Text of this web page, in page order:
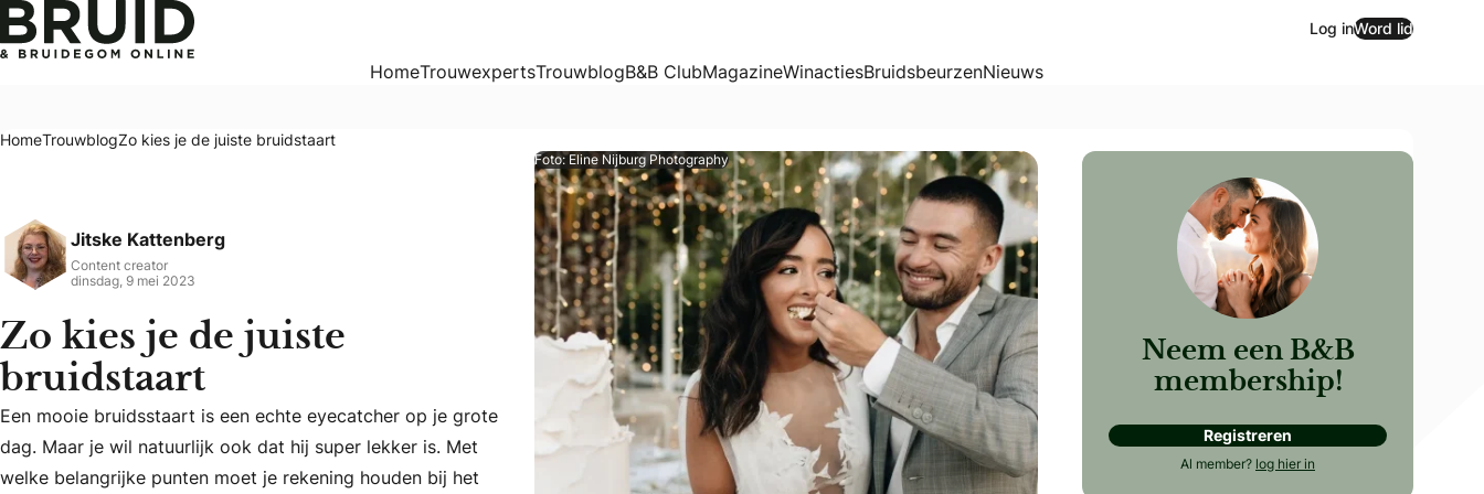
Log inWord lid
HomeTrouwexpertsTrouwblogB&B ClubMagazineWinactiesBruidsbeurzenNieuws
HomeTrouwblogZo kies je de juiste bruidstaart
Jitske Kattenberg
Content creator
dinsdag, 9 mei 2023
Zo kies je de juiste
bruidstaart
Een mooie bruidsstaart is een echte eyecatcher op je grote dag. Maar je wil natuurlijk ook dat hij super lekker is. Met welke belangrijke punten moet je rekening houden bij
Een mooie bruidsstaart is een echte eyecatcher op je grote
dag. Maar je wil natuurlijk ook dat hij super lekker is. Met
welke belangrijke punten moet je rekening houden bij het
Foto: Eline Nijburg Photography
Neem een B&B
membership!
Registreren
Al member? log hier in